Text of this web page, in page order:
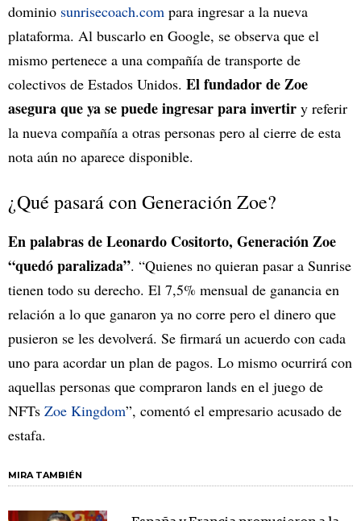
dominio sunrisecoach.com para ingresar a la nueva
plataforma. Al buscarlo en Google, se observa que el
mismo pertenece a una compañía de transporte de
colectivos de Estados Unidos. El fundador de Zoe
asegura que ya se puede ingresar para invertir y referir
la nueva compañía a otras personas pero al cierre de esta
nota aún no aparece disponible.
¿Qué pasará con Generación Zoe?
En palabras de Leonardo Cositorto, Generación Zoe
“quedó paralizada”. “Quienes no quieran pasar a Sunrise
tienen todo su derecho. El 7,5% mensual de ganancia en
relación a lo que ganaron ya no corre pero el dinero que
pusieron se les devolverá. Se firmará un acuerdo con cada
uno para acordar un plan de pagos. Lo mismo ocurrirá con
aquellas personas que compraron lands en el juego de
NFTs Zoe Kingdom”, comentó el empresario acusado de
estafa.
MIRA TAMBIÉN